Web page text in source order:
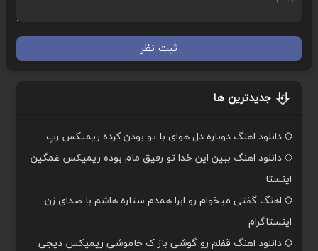
ثبت نظر
جدیدترین ها
دانلود اهنگ دوباره دل هوای با تو بودن کرده ریمیکس رپ
دانلود اهنگ ببین این خدا تو رفیق مام بوده ریمیکس غمگین
اینستا
اهنگ گفتی میخوام رو ابرا همدم ستاره هاشم با صدای زن
اینستاگرام
دانلود اهنگ قفلم رو گوشی باز ک خاموشی ریمیکس دیجی